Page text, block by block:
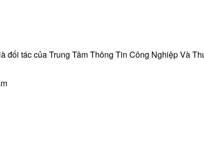
tác của Trung Tâm Thông Tin Công Nghiệp Và